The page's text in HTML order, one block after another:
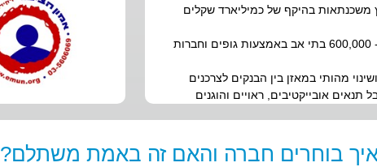
משכנתאות בהיקף של כמיליארד שקלים
החברה זכיינית בלעדית של כ- 600,000 בתי אב באמצעות גופים וחברות
מהותי במאזן בין הבנקים לצרכנים
תנאים אובייקטיבים, ראויים והוגנים
איך בוחרים חברה והאם זה באמת משתלם?